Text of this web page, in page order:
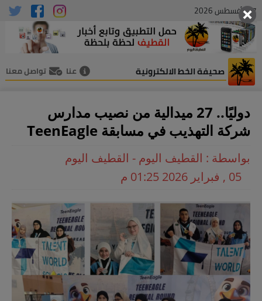
07 , أغسطس 2026
صحيفة الخط الالكترونية عنا تواصل معنا
دوليًا.. 27 ميدالية من نصيب مدارس
شركة التهذيب في مسابقة TeenEagle
بواسطة : القطيف اليوم - القطيف اليوم
05 , فبراير 2026 01:25 م